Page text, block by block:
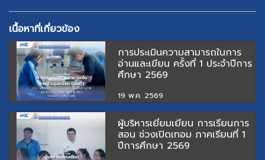
เนื้อหาที่เกี่ยวข้อง
การประเมินความสามารถในการ
อ่านและเขียน ครั้งที่ 1 ประจำปีการ
ศึกษา 2569
19 พ.ค. 2569
ผู้บริหารเยี่ยมเยียน การเรียนการ
สอน ช่วงเปิดเทอม ภาคเรียนที่ 1
ปีการศึกษา 2569